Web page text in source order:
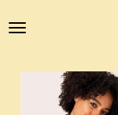
direct
de
hoofdinhoud